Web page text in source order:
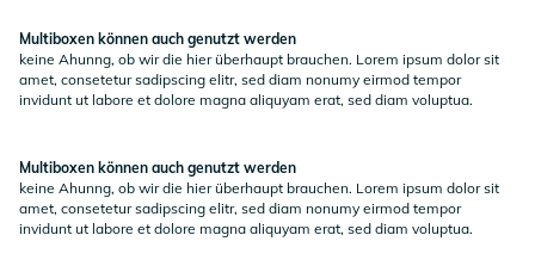
Multiboxen können auch genutzt werden
keine Ahunng, ob wir die hier überhaupt brauchen. Lorem ipsum dolor sit
amet, consetetur sadipscing elitr, sed diam nonumy eirmod tempor
invidunt ut labore et dolore magna aliquyam erat, sed diam voluptua.
Multiboxen können auch genutzt werden
keine Ahunng, ob wir die hier überhaupt brauchen. Lorem ipsum dolor sit
amet, consetetur sadipscing elitr, sed diam nonumy eirmod tempor
invidunt ut labore et dolore magna aliquyam erat, sed diam voluptua.